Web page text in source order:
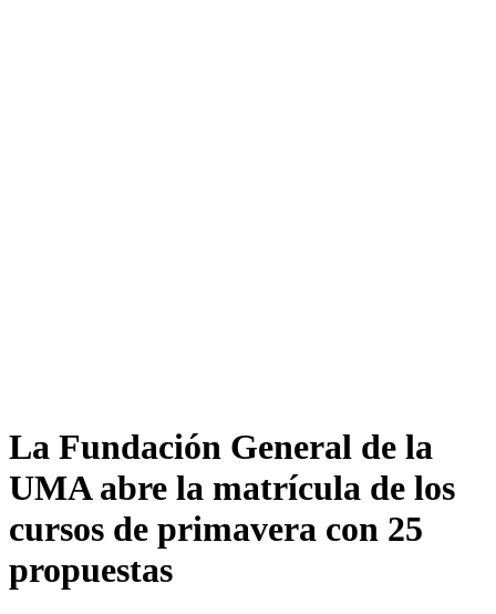
La Fundación General de la
UMA abre la matrícula de los
cursos de primavera con 25
propuestas